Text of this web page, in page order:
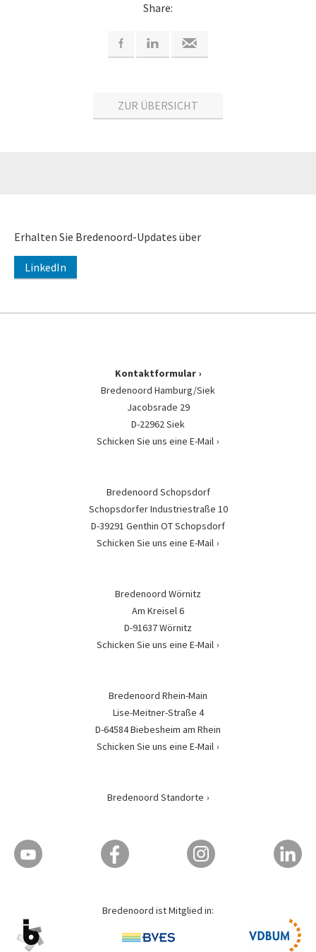
Share:
ZUR ÜBERSICHT
Erhalten Sie Bredenoord-Updates über
LinkedIn
Kontaktformular
Bredenoord Hamburg/Siek
Jacobsrade 29
D-22962 Siek
Schicken Sie uns eine E-Mail
Bredenoord Schopsdorf
Schopsdorfer Industriestraße 10
D-39291 Genthin OT Schopsdorf
Schicken Sie uns eine E-Mail
Bredenoord Wörnitz
Am Kreisel 6
D-91637 Wörnitz
Schicken Sie uns eine E-Mail
Bredenoord Rhein-Main
Lise-Meitner-Straße 4
D-64584 Biebesheim am Rhein
Schicken Sie uns eine E-Mail
Bredenoord Standorte
Bredenoord ist Mitglied in: